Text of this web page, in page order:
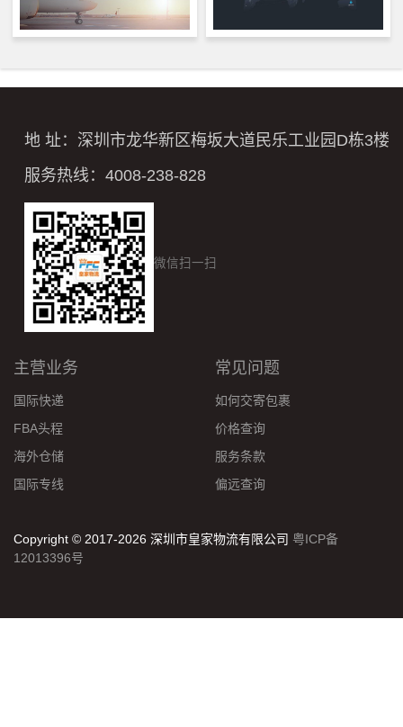
地 址：深圳市龙华新区梅坂大道民乐工业园D栋3楼
服务热线：4008-238-828
微信扫一扫
主营业务
国际快递
FBA头程
海外仓储
国际专线
常见问题
如何交寄包裹
价格查询
服务条款
偏远查询
Copyright © 2017-2026 深圳市皇家物流有限公司 粤ICP备
12013396号